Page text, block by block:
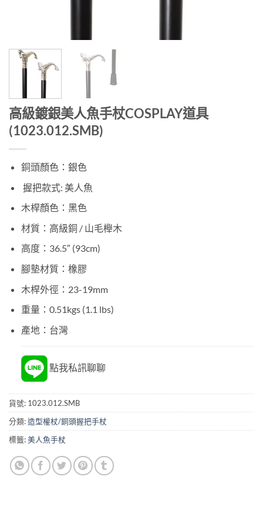
高級鍍銀美人魚手杖COSPLAY道具
(1023.012.SMB)
銅頭顏色：銀色
握把款式: 美人魚
木桿顏色：黑色
材質：高級銅 / 山毛櫸木
高度：36.5″ (93cm)
腳墊材質：橡膠
木桿外徑：23-19mm
重量：0.51kgs (1.1 lbs)
產地：台灣
點我私訊聊聊
貨號: 1023.012.SMB
分類:造型權杖/銅頭握把手杖
標籤:美人魚手杖